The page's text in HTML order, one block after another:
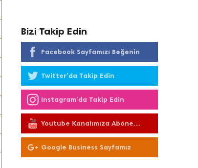
Bizi Takip Edin
Facebook Sayfamızı Beğenin
Twitter'da Takip Edin
Instagram'da Takip Edin
Youtube Kanalımıza Abone
Olun
Google Business Sayfamız